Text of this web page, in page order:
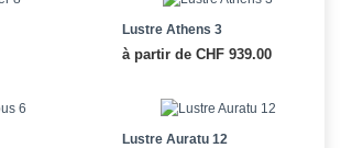
Lustre Athens 3
à partir de CHF 939.00
Lustre Auratu 12